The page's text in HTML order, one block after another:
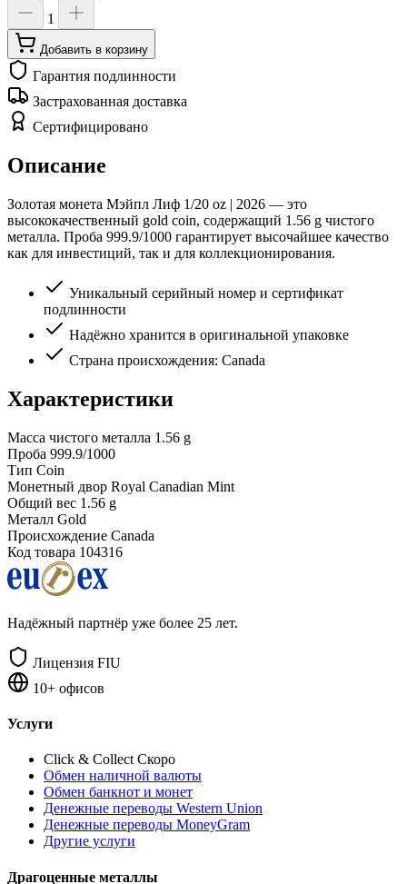
1
Добавить в корзину
Гарантия подлинности
Застрахованная доставка
Сертифицировано
Описание
Золотая монета Мэйпл Лиф 1/20 oz | 2026 — это
высококачественный gold coin, содержащий 1.56 g чистого
металла. Проба 999.9/1000 гарантирует высочайшее качество
как для инвестиций, так и для коллекционирования.
Уникальный серийный номер и сертификат
подлинности
Надёжно хранится в оригинальной упаковке
Страна происхождения: Canada
Характеристики
Масса чистого металла 1.56 g
Проба 999.9/1000
Тип Coin
Монетный двор Royal Canadian Mint
Общий вес 1.56 g
Металл Gold
Происхождение Canada
Код товара 104316
Надёжный партнёр уже более 25 лет.
Лицензия FIU
10+ офисов
Услуги
Click & Collect Скоро
Обмен наличной валюты
Обмен банкнот и монет
Денежные переводы Western Union
Денежные переводы MoneyGram
Другие услуги
Драгоценные металлы